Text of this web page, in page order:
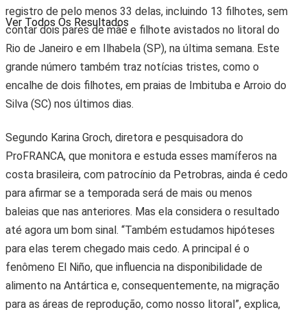
Ver Todos Os Resultados
registro de pelo menos 33 delas, incluindo 13 filhotes, sem
contar dois pares de mãe e filhote avistados no litoral do
Rio de Janeiro e em Ilhabela (SP), na última semana. Este
grande número também traz notícias tristes, como o
encalhe de dois filhotes, em praias de Imbituba e Arroio do
Silva (SC) nos últimos dias.
Segundo Karina Groch, diretora e pesquisadora do
ProFRANCA, que monitora e estuda esses mamíferos na
costa brasileira, com patrocínio da Petrobras, ainda é cedo
para afirmar se a temporada será de mais ou menos
baleias que nas anteriores. Mas ela considera o resultado
até agora um bom sinal. “Também estudamos hipóteses
para elas terem chegado mais cedo. A principal é o
fenômeno El Niño, que influencia na disponibilidade de
alimento na Antártica e, consequentemente, na migração
para as áreas de reprodução, como nosso litoral”, explica,